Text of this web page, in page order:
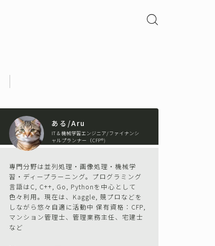
ある/Aru
IT＆機械学習エンジニア/ファイナンシ
ャルプランナー（CFP®)
専門分野は並列処理・画像処理・機械学
習・ディープラーニング。プログラミング
言語はC, C++, Go, Pythonを中心として
色々利用。現在は、Kaggle, 競プロなどを
しながら悠々自適に活動中 保有資格：CFP,
マンション管理士、管理業務主任、宅建士
など